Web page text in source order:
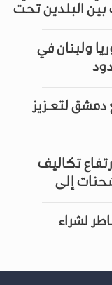
بين البلدين تحت
ولبنان في
دمشق لتعـزيز
تكاليف
إلى
لشراء